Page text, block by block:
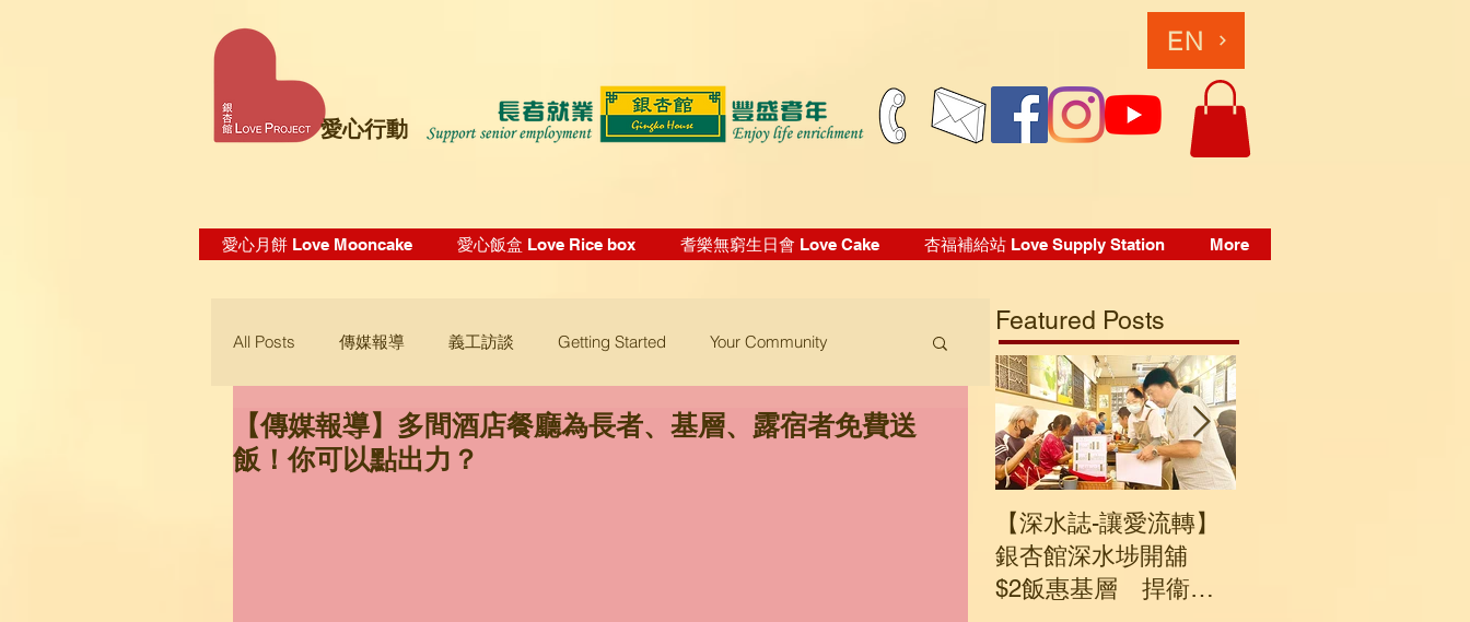
愛心行動
EN
愛心月餅 Love Mooncake 愛心飯盒 Love Rice box 耆樂無窮生日會 Love Cake 杏福補給站 Love Supply Station More
All Posts 傳媒報導 義工訪談 Getting Started Your Community
Blogging Tips
【傳媒報導】多間酒店餐廳為長者、基層、露宿者免費送
飯！你可以點出力？
Featured Posts
【深水誌-讓愛流轉】
銀杏館深水埗開舖
$2飯惠基層 捍衞溫